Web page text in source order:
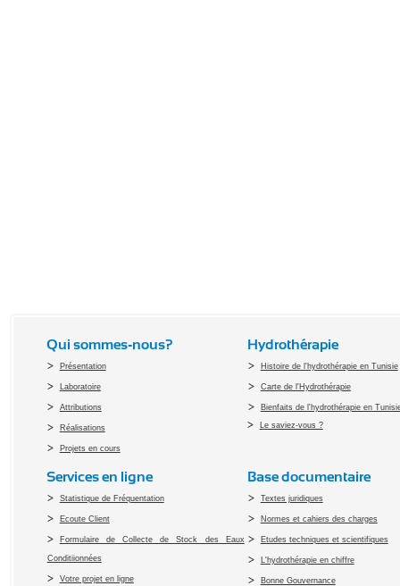
Qui sommes-nous?
Présentation
Laboratoire
Attributions
Réalisations
Projets en cours
Hydrothérapie
Histoire de l'hydrothérapie en Tunisie
Carte de l'Hydrothérapie
Bienfaits de l'hydrothérapie en
Le saviez-vous ?
Services en ligne
Statistique de Fréquentation
Ecoute Client
Formulaire de Collecte de Stock des Eaux
Conditiionnées
Votre projet en ligne
Base documentaire
Textes juridiques
Normes et cahiers des charges
Etudes techniques et scientifiques
L'hydrothérapie en chiffre
Bonne Gouvernance